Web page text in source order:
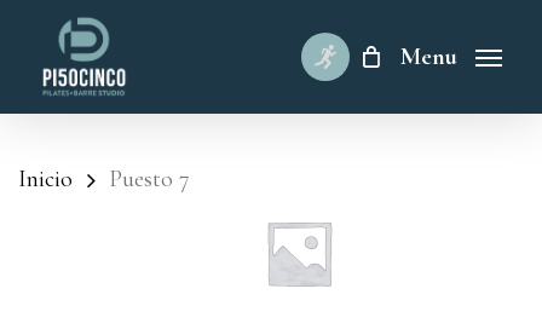
content
Menu
Inicio Puesto 7